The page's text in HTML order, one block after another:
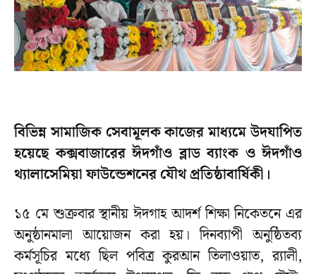
বিভিন্ন সামাজিক সেবামূলক কাজের মাধ্যমে উদযাপিত
হয়েছে কক্সবাজারের ঈদগাঁও ব্লাড ব্যাংক ও ঈদগাঁও
থ্যালাসেমিয়া ফাউন্ডেশনের যৌথ প্রতিষ্ঠাবার্ষিকী।
১৫ মে শুক্রবার স্থানীয় ঈদগাহ আদর্শ শিক্ষা নিকেতনে এর
অনুষ্ঠানমালা আয়োজন করা হয়। দিনব্যাপী অনুষ্ঠিতব্য
কর্মসূচির মধ্যে ছিল পবিত্র কুরআন তিলাওয়াত, র‌্যালী,